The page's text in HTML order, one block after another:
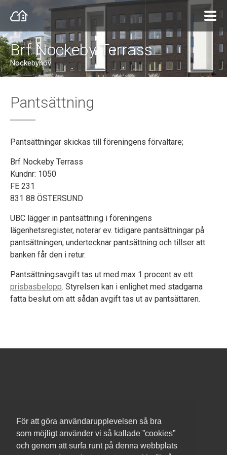
För att göra användarupplevelsen så bra
som möjligt använder vi så kallade ”cookies”
och genom att surfa runt på denna webbplats
Brf Nockeby Terrass
Nockebyhov
Pantsättning
Pantsättningar skickas till föreningens förvaltare;
Brf Nockeby Terrass
Kundnr: 1050
FE 231
831 88 ÖSTERSUND
UBC lägger in pantsättning i föreningens
lägenhetsregister, noterar ev. tidigare pantsättningar på
pantsättningen, undertecknar pantsättning och tillser att
banken får den i retur.
Pantsättningsavgift tas ut med max 1 procent av ett
prisbasbelopp. Styrelsen kan i enlighet med stadgarna
fatta beslut om att sådan avgift tas ut av pantsättaren.
nockebyterrass@gmail.com